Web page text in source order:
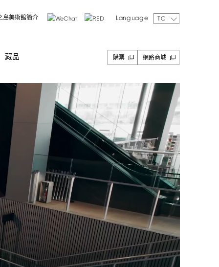
島美術館簡介 Language TC
藏品 購票 網路商城